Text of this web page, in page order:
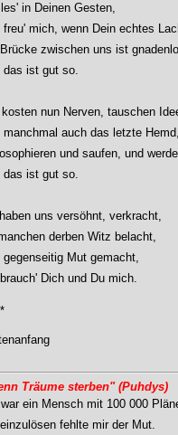
les' in Deinen Gesten,
freu' mich, wenn Dein echtes
zwischen uns ist
das ist gut so.
nun Nerven, tauschen
manchmal auch das letzte Hemd,
und saufen, und
das ist gut so.
uns versöhnt, verkracht,
derben Witz belacht,
gegenseitig Mut gemacht,
Dich und Du mich.
Träume sterben" (Puhdys)
ein Mensch mit 100 000
fehlte mir der Mut.